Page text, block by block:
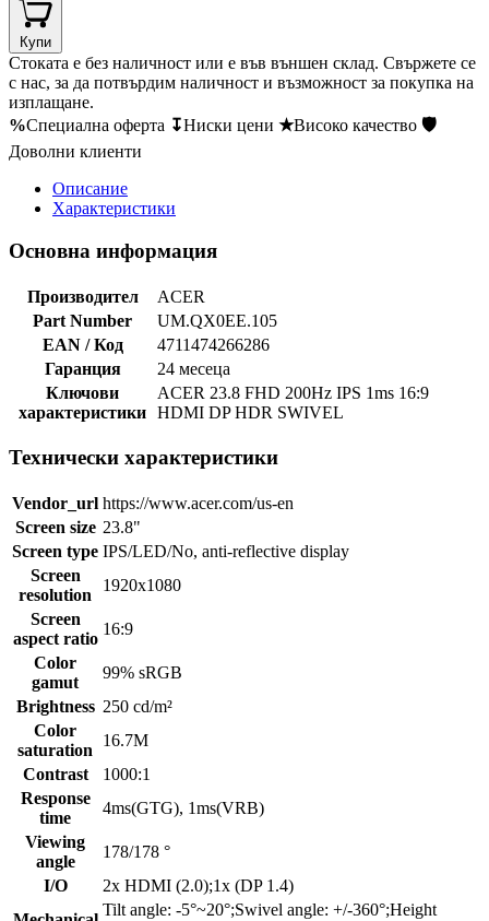
Купи
Стоката е без наличност или е във външен склад. Свържете се
с нас, за да потвърдим наличност и възможност за покупка на
изплащане.
%Специална оферта ↧Ниски цени ★Високо качество 🛡
Доволни клиенти
Описание
Характеристики
Основна информация
Производител
ACER
Part Number
UM.QX0EE.105
EAN / Код
4711474266286
Гаранция
24 месеца
Ключови
характеристики
ACER 23.8 FHD 200Hz IPS 1ms 16:9
HDMI DP HDR SWIVEL
Технически характеристики
Vendor_url https://www.acer.com/us-en
Screen size 23.8"
Screen type IPS/LED/No, anti-reflective display
Screen
resolution
1920x1080
Screen
aspect ratio
16:9
Color
gamut
99% sRGB
Brightness 250 cd/m²
Color
saturation
16.7M
Contrast
1000:1
Response
time
4ms(GTG), 1ms(VRB)
Viewing
angle
178/178 °
I/O
2x HDMI (2.0);1x (DP 1.4)
Tilt angle: -5°~20°;Swivel angle: +/-360°;Height